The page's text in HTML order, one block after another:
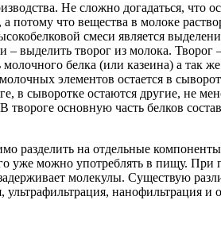
Не сложно догадаться, что
что вещества в молоке
смеси является
– выделить творог из молока.
белка (или казеина) а так
элементов остается в
в сыворотке остаются другие, не
основную часть белков
разделить на отдельные
уже можно употреблять в пищу. При
молекулы. Существую
нанофильтрация и